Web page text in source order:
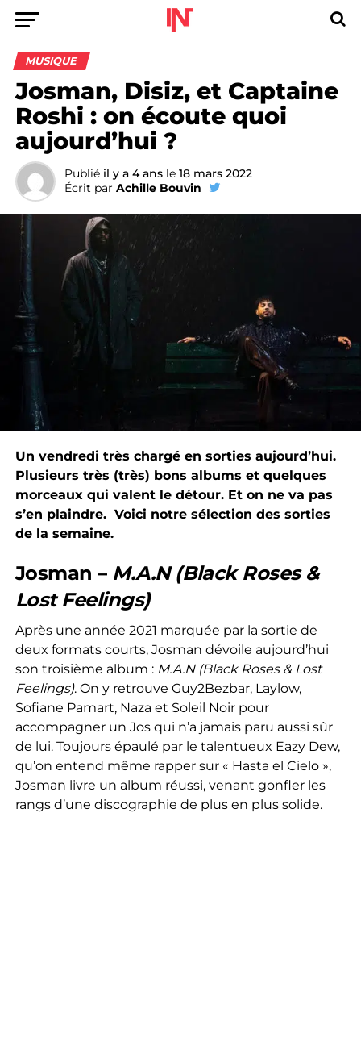
MUSIQUE
Josman, Disiz, et Captaine
Roshi : on écoute quoi
aujourd’hui ?
Publié il y a 4 ans le 18 mars 2022
Écrit par Achille Bouvin
Un vendredi très chargé en sorties aujourd’hui.
Plusieurs très (très) bons albums et quelques
morceaux qui valent le détour. Et on ne va pas
s’en plaindre. Voici notre sélection des sorties
de la semaine.
Josman – M.A.N (Black Roses &
Lost Feelings)
Après une année 2021 marquée par la sortie de
deux formats courts, Josman dévoile aujourd’hui
son troisième album : M.A.N (Black Roses & Lost
Feelings). On y retrouve Guy2Bezbar, Laylow,
Sofiane Pamart, Naza et Soleil Noir pour
accompagner un Jos qui n’a jamais paru aussi sûr
de lui. Toujours épaulé par le talentueux Eazy Dew,
qu’on entend même rapper sur « Hasta el Cielo »,
Josman livre un album réussi, venant gonfler les
rangs d’une discographie de plus en plus solide.